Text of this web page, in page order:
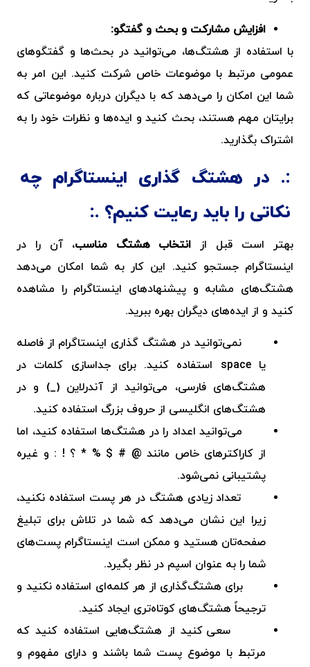
افزایش مشارکت و بحث و گفتگو:
با استفاده از هشتگ‌ها، می‌توانید در بحث‌ها و گفتگوهای
عمومی مرتبط با موضوعات خاص شرکت کنید. این امر به
شما این امکان را می‌دهد که با دیگران درباره موضوعاتی که
برایتان مهم هستند، بحث کنید و ایده‌ها و نظرات خود را به
اشتراک بگذارید.
در هشتگ گذاری اینستاگرام چه
نکاتی را باید رعایت کنیم؟
بهتر است قبل از انتخاب هشتگ مناسب، آن را در
اینستاگرام جستجو کنید. این کار به شما امکان می‌دهد
هشتگ‌های مشابه و پیشنهاد‌های اینستاگرام را مشاهده
کنید و از ایده‌های دیگران بهره ببرید.
نمی‌توانید در هشتگ‌ گذاری اینستاگرام از فاصله
یاspace استفاده کنید. برای جداسازی کلمات در
هشتگ‌های فارسی، می‌توانید از آندرلاین (_) و در
هشتگ‌های انگلیسی از حروف بزرگ استفاده کنید.
می‌توانید اعداد را در هشتگ‌ها استفاده کنید، اما
از کاراکترهای خاص مانند @ # $ % * ؟ ! : و غیره
پشتیبانی نمی‌شود.
تعداد زیادی هشتگ در هر پست استفاده نکنید،
زیرا این نشان می‌دهد که شما در تلاش برای تبلیغ
صفحه‌تان هستید و ممکن است اینستاگرام پست‌های
شما را به عنوان اسپم در نظر بگیرد.
برای هشتگ‌گذاری از هر کلمه‌ای استفاده نکنید و
ترجیحاً هشتگ‌های کوتاه‌تری ایجاد کنید.
سعی کنید از هشتگ‌هایی استفاده کنید که
مرتبط با موضوع پست شما باشند و دارای مفهوم و